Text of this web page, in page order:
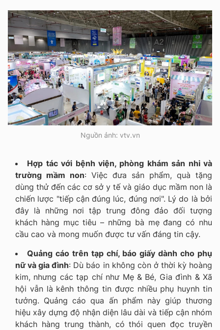
Nguồn ảnh: vtv.vn
Hợp tác với bệnh viện, phòng khám sản nhi và
trường mầm non: Việc đưa sản phẩm, quà tặng
dùng thử đến các cơ sở y tế và giáo dục mầm non là
chiến lược "tiếp cận đúng lúc, đúng nơi". Lý do là bởi
đây là những nơi tập trung đông đảo đối tượng
khách hàng mục tiêu – những bà mẹ đang có nhu
cầu cao và mong muốn được tư vấn đáng tin cậy.
Quảng cáo trên tạp chí, báo giấy dành cho phụ
nữ và gia đình: Dù báo in không còn ở thời kỳ hoàng
kim, nhưng các tạp chí như Mẹ & Bé, Gia đình & Xã
hội vẫn là kênh thông tin được nhiều phụ huynh tin
tưởng. Quảng cáo qua ấn phẩm này giúp thương
hiệu xây dựng độ nhận diện lâu dài và tiếp cận nhóm
khách hàng trung thành, có thói quen đọc truyền